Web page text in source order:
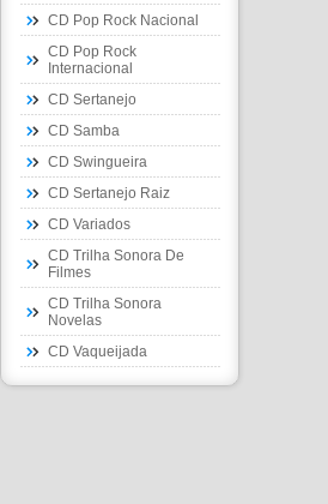
CD Pop Rock Nacional
CD Pop Rock
Internacional
CD Sertanejo
CD Samba
CD Swingueira
CD Sertanejo Raiz
CD Variados
CD Trilha Sonora De
Filmes
CD Trilha Sonora
Novelas
CD Vaqueijada